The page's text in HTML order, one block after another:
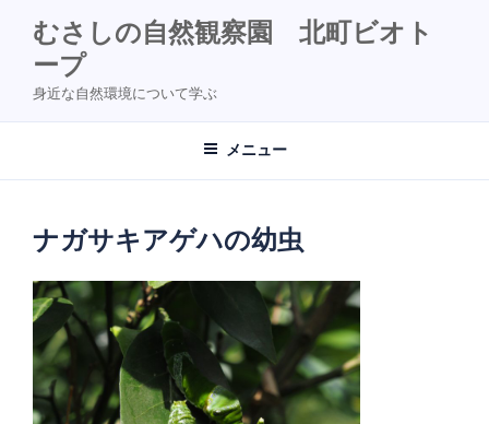
むさしの自然観察園 北町ビオト
ープ
身近な自然環境について学ぶ
メニュー
ナガサキアゲハの幼虫